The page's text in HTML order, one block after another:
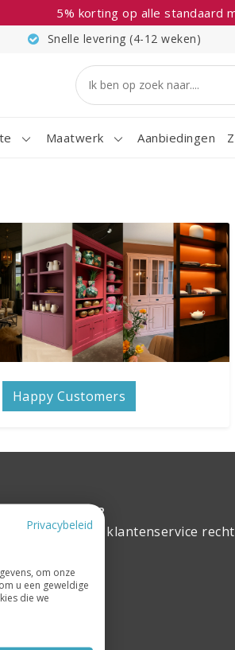
5% korting op alle standaard
Snelle levering (4-12 weken)
Maatwerk Aanbiedingen
Happy Customers
je een vraag?
met onze live klantenservice
Facebook
Privacybeleid
om onze
u een geweldige
die we